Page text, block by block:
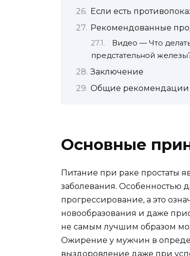
Если есть
Рекомендованные
Видео — Что
предстательной
Заключение
Общие рекомендации
Основные
Питание при раке простаты
заболевания. Особенностью
прогрессирование, а это
новообразования и даже
не самым лучшим образом
Ожирение у мужчин в
выздоровление даже при